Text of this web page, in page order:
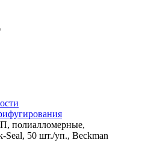
полиалломерные,
Seal, 50 шт./уп., Beckman